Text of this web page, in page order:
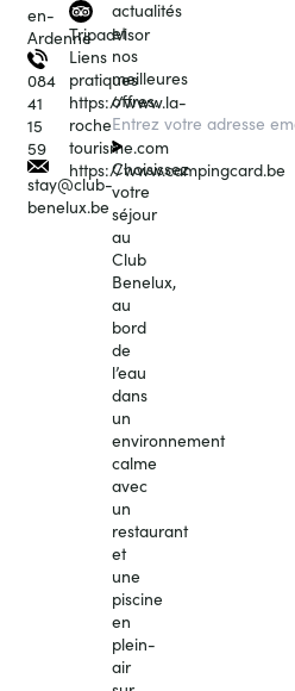
en-
Ardenne
084
41
15
59
stay@club-
benelux.be
Tripadvisor
Liens
pratiques
https://www.la-
roche-
tourisme.com
https://www.campingcard.be
actualités
et
nos
meilleures
offres.
Choisissez
votre
séjour
au
Club
Benelux,
au
bord
de
l’eau
dans
un
environnement
calme
avec
un
restaurant
et
une
piscine
en
plein-
air